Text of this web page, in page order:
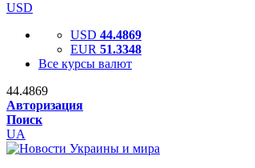
USD
USD 44.4869
EUR 51.3348
Все курсы валют
44.4869
Авторизация
Поиск
UA